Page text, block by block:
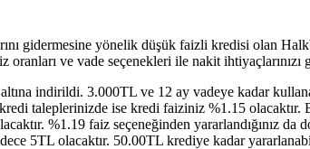
gidermesine yönelik düşük faizli kredisi olan
ve vade seçenekleri ile nakit ihtiyaçlarınızı
indirildi. 3.000TL ve 12 ay vadeye kadar
taleplerinizde ise kredi faiziniz %1.15 olacaktır.
%1.19 faiz seçeneğinden yararlandığınız da
5TL olacaktır. 50.00TL krediye kadar